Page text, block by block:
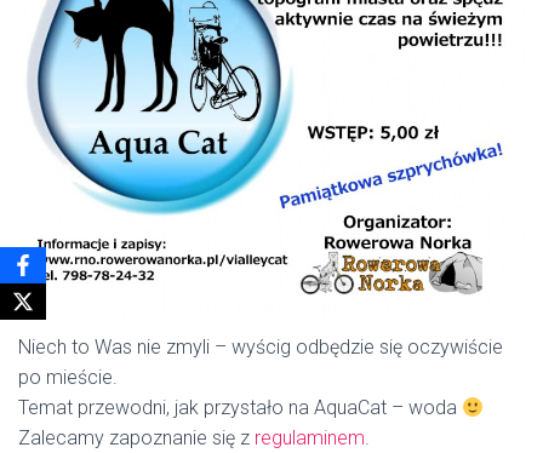
Niech to Was nie zmyli – wyścig odbędzie się oczywiście
po mieście.
Temat przewodni, jak przystało na AquaCat – woda
Zalecamy zapoznanie się z regulaminem.